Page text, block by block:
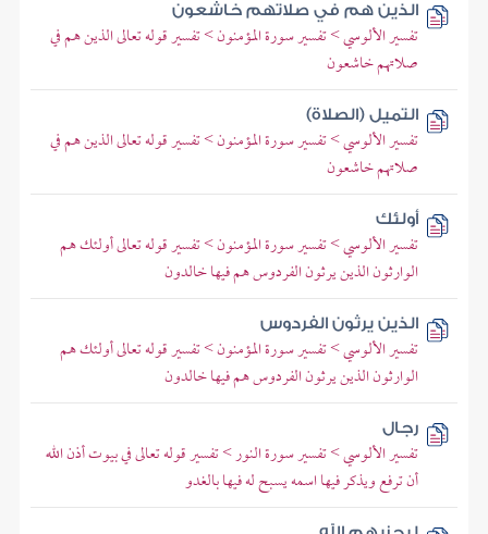
الذين هم في صلاتهم خاشعون
تفسير الألوسي > تفسير سورة المؤمنون > تفسير قوله تعالى الذين هم في
صلاتهم خاشعون
التميل (الصلاة)
تفسير الألوسي > تفسير سورة المؤمنون > تفسير قوله تعالى الذين هم في
صلاتهم خاشعون
أولئك
تفسير الألوسي > تفسير سورة المؤمنون > تفسير قوله تعالى أولئك هم
الوارثون الذين يرثون الفردوس هم فيها خالدون
الذين يرثون الفردوس
تفسير الألوسي > تفسير سورة المؤمنون > تفسير قوله تعالى أولئك هم
الوارثون الذين يرثون الفردوس هم فيها خالدون
رجال
تفسير الألوسي > تفسير سورة النور > تفسير قوله تعالى في بيوت أذن الله
أن ترفع ويذكر فيها اسمه يسبح له فيها بالغدو